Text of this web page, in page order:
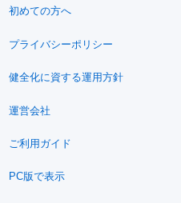
初めての方へ
プライバシーポリシー
健全化に資する運用方針
運営会社
ご利用ガイド
PC版で表示